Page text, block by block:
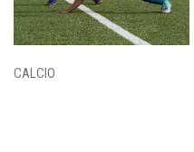
CALCIO